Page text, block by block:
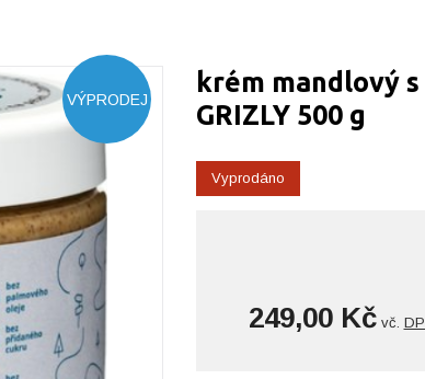
VÝPRODEJ
krém mandlový
GRIZLY 500 g
Vyprodáno
249,00 Kčvč.